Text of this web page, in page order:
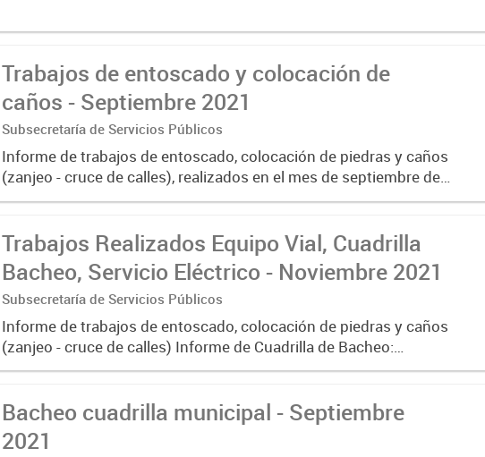
Trabajos de entoscado y colocación de
caños - Septiembre 2021
Subsecretaría de Servicios Públicos
Informe de trabajos de entoscado, colocación de piedras y caños
(zanjeo - cruce de calles), realizados en el mes de septiembre de
2021
Trabajos Realizados Equipo Vial, Cuadrilla
Bacheo, Servicio Eléctrico - Noviembre 2021
Subsecretaría de Servicios Públicos
Informe de trabajos de entoscado, colocación de piedras y caños
(zanjeo - cruce de calles) Informe de Cuadrilla de Bacheo:
albañilería y construcción, colocación de tapa registro,
Bacheo cuadrilla municipal - Septiembre
2021